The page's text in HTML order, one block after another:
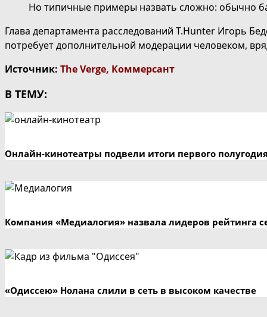
Но типичные примеры назвать сложно: обычно
Глава департамента расследований T.Hunter Игорь
потребует дополнительной модерации человеком,
Источник: The Verge, Коммерсант
В ТЕМУ:
Онлайн-кинотеатры подвели итоги первого
Компания «Медиалогия» назвала лидеров рейтинга
«Одиссею» Нолана слили в сеть в высоком качестве